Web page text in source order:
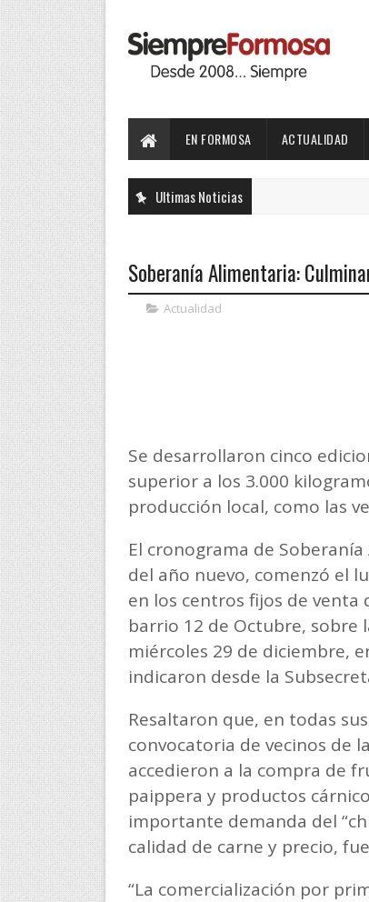
EN FORMOSA ACTUALIDAD
Ultimas Noticias
Soberanía Alimentaria:
Actualidad
Se desarrollaron cinco
superior a los 3.000
producción local, como las
El cronograma de
del año nuevo, comenzó el
en los centros fijos de venta
barrio 12 de Octubre, sobre
miércoles 29 de diciembre,
indicaron desde la
Resaltaron que, en todas
convocatoria de vecinos de
accedieron a la compra de
paippera y productos
importante demanda del
calidad de carne y precio,
“La comercialización por